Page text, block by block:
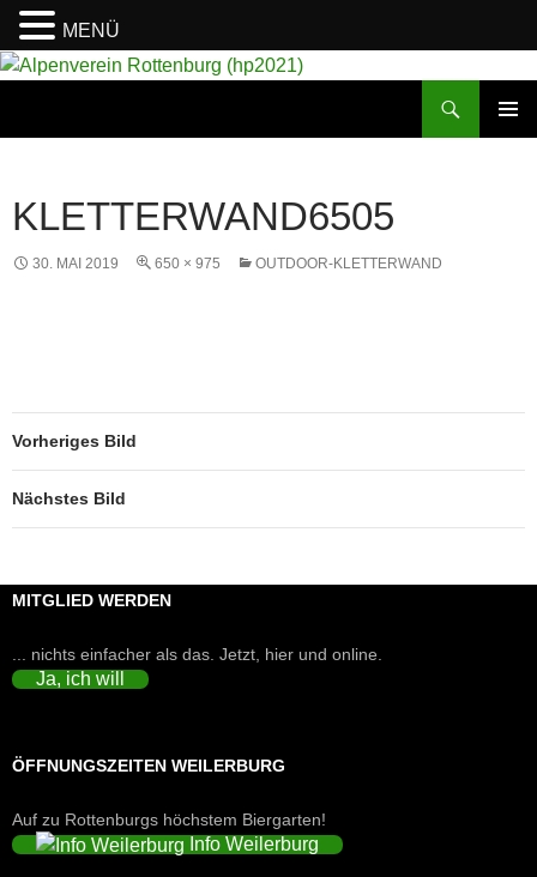
KLETTERWAND6505
30. MAI 2019 650 × 975 OUTDOOR-KLETTERWAND
Vorheriges Bild
Nächstes Bild
MITGLIED WERDEN
... nichts einfacher als das. Jetzt, hier und online.
Ja, ich will
ÖFFNUNGSZEITEN WEILERBURG
Auf zu Rottenburgs höchstem Biergarten!
Info Weilerburg
MENÜ